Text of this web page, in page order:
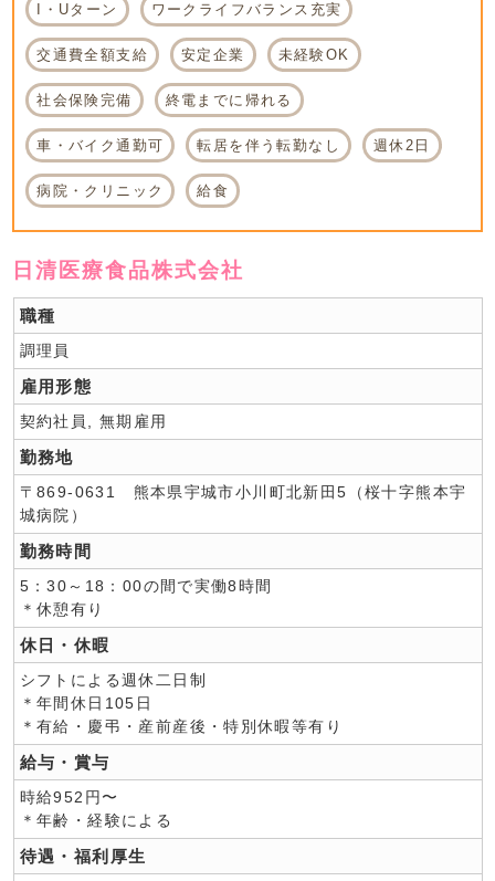
I・Uターン ワークライフバランス充実
交通費全額支給 安定企業 未経験OK
社会保険完備 終電までに帰れる
車・バイク通勤可 転居を伴う転勤なし 週休2日
病院・クリニック 給食
日清医療食品株式会社
職種
調理員
雇用形態
契約社員, 無期雇用
勤務地
〒869-0631 熊本県宇城市小川町北新田5（桜十字熊本宇
城病院）
勤務時間
5：30～18：00の間で実働8時間
＊休憩有り
休日・休暇
シフトによる週休二日制
＊年間休日105日
＊有給・慶弔・産前産後・特別休暇等有り
給与・賞与
時給952円〜
＊年齢・経験による
待遇・福利厚生